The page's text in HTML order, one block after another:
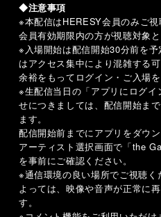
◆注意事項
※本配信はHERESY会員のみご
会員有効期限内の方が視聴対象と
※入場開始は配信開始30分前を
はアクセス集中により混雑する
余裕をもってログイン・ご入場を
※生配信当日の「アプリにログ
せにつきましては、配信開始ま
ます。
配信開始前までにアプリをダウ
アーティスト選択画面で「the
を事前にご確認ください。
※通信環境の良い場所でご視聴
よっては、映像や音声が正常に
す。